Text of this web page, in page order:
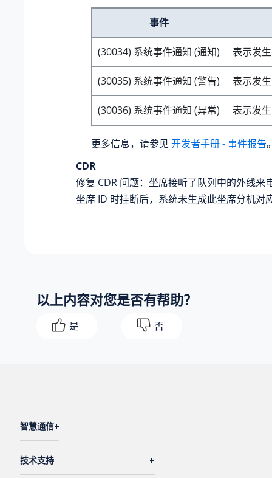
事件
(30034) 系统事件通知 (通知) 表示发
(30035) 系统事件通知 (警告) 表示发
(30036) 系统事件通知 (异常) 表示发
更多信息，请参见 开发者手册 - 事件报告
CDR
修复 CDR 问题：坐席接听了队列中的外线来
坐席 ID 时挂断后，系统未生成此坐席分机对
以上内容对您是否有帮助？
是 否
智慧通信
技术支持